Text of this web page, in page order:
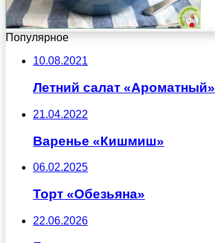
Популярное
10.08.2021
Летний салат «Ароматный»
21.04.2022
Варенье «Кишмиш»
06.02.2025
Торт «Обезьяна»
22.06.2026